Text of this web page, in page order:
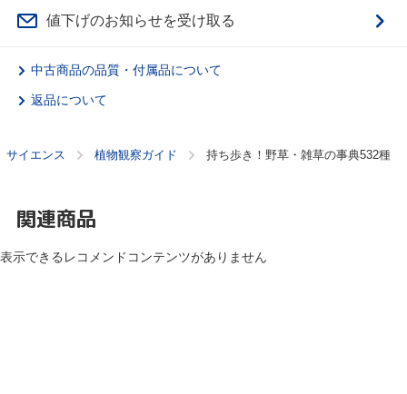
値下げのお知らせを受け取る
中古商品の品質・付属品について
返品について
サイエンス 植物観察ガイド 持ち歩き！野草・雑草の事典532種
関連商品
表示できるレコメンドコンテンツがありません